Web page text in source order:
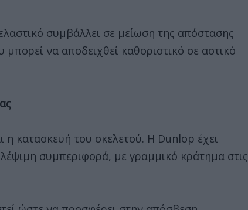
συμβάλλει σε μείωση της απόστασης
να αποδειχθεί καθοριστικό σε αστικό
η κατασκευή του σκελετού. Η Dunlop έχει
συμπεριφορά, με γραμμικό κράτημα στις